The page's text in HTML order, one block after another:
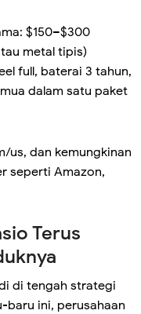
$150–$300
metal tipis)
full, baterai 3 tahun,
dalam satu paket
us, dan kemungkinan
seperti Amazon,
Terus
di tengah strategi
baru ini, perusahaan